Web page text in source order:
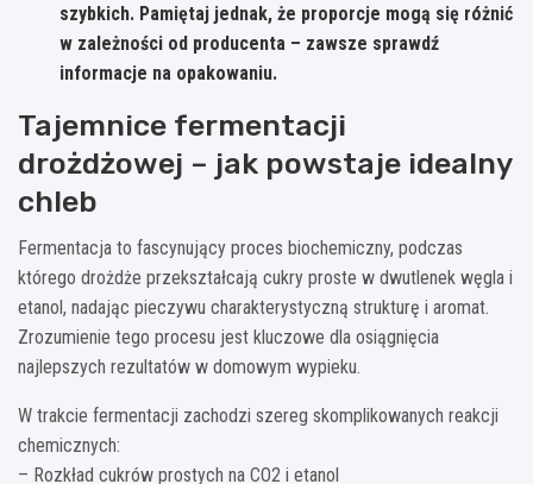
szybkich. Pamiętaj jednak, że proporcje mogą się różnić
w zależności od producenta – zawsze sprawdź
informacje na opakowaniu.
Tajemnice fermentacji
drożdżowej – jak powstaje idealny
chleb
Fermentacja to fascynujący proces biochemiczny, podczas
którego drożdże przekształcają cukry proste w dwutlenek węgla i
etanol, nadając pieczywu charakterystyczną strukturę i aromat.
Zrozumienie tego procesu jest kluczowe dla osiągnięcia
najlepszych rezultatów w domowym wypieku.
W trakcie fermentacji zachodzi szereg skomplikowanych reakcji
chemicznych:
– Rozkład cukrów prostych na CO2 i etanol